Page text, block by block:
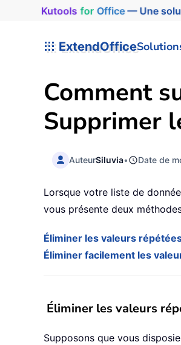
Kutools for Office— Une
ExtendOffice
Comment
Supprimer
AuteurSiluvia• Date de
Lorsque votre liste de
vous présente deux
Éliminer les valeurs
Éliminer facilement les
Éliminer les valeurs
Supposons que vous